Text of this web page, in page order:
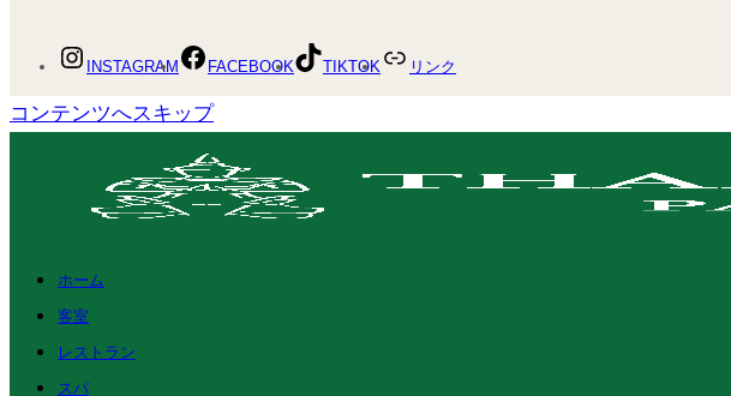
INSTAGRAM FACEBOOK TIKTOK リンク
コンテンツへスキップ
ホーム
客室
レストラン
スパ